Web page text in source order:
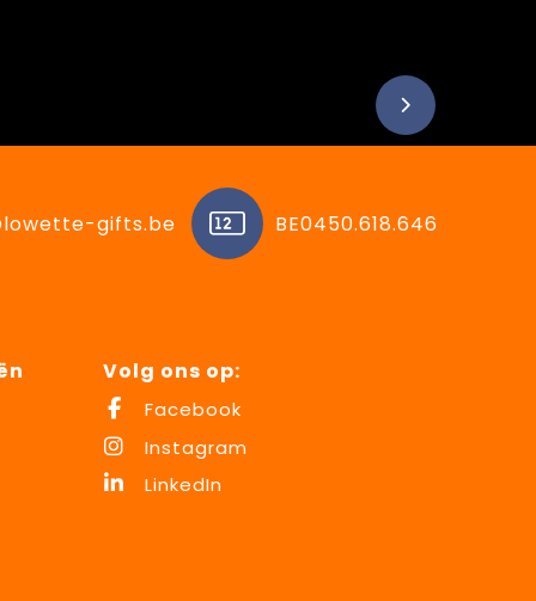
gifts.be BE0450.618.646
Volg ons op:
Facebook
Instagram
LinkedIn